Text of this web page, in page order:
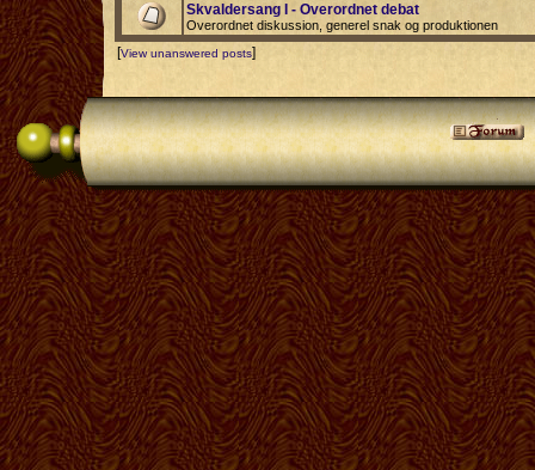
Skvaldersang I - Overordnet debat
Overordnet diskussion, generel snak og produktionen
[View unanswered posts]